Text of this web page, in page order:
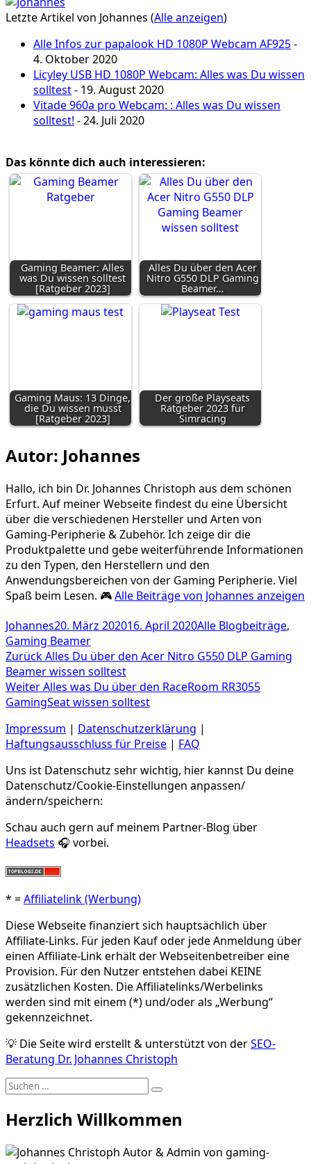
Letzte Artikel von Johannes (Alle anzeigen)
Alle Infos zur papalook HD 1080P Webcam AF925-
4. Oktober 2020
Licyley USB HD 1080P Webcam: Alles was Du wissen
solltest- 19. August 2020
Vitade 960a pro Webcam: : Alles was Du wissen
solltest! - 24. Juli 2020
Das könnte dich auch interessieren:
Gaming Beamer: Alles
was Du wissen solltest
[Ratgeber 2023]
Alles Du über den Acer
Nitro G550 DLP Gaming
Beamer…
Gaming Maus: 13 Dinge,
die Du wissen musst
[Ratgeber 2023]
Der große Playseats
Ratgeber 2023 für
Simracing
Autor: Johannes
Hallo, ich bin Dr. Johannes Christoph aus dem schönen
Erfurt. Auf meiner Webseite findest du eine Übersicht
über die verschiedenen Hersteller und Arten von
Gaming-Peripherie & Zubehör. Ich zeige dir die
Produktpalette und gebe weiterführende Informationen
zu den Typen, den Herstellern und den
Anwendungsbereichen von der Gaming Peripherie. Viel
Spaß beim Lesen. 🎮Alle Beiträge von Johannes anzeigen
Autor
JohannesVeröffentlicht
am
20. März 202016. April 2020Kategorien
Alle Blogbeiträge,
Gaming Beamer
Beitragsnavigation
ZurückVorheriger
Beitrag:
Alles Du über den Acer Nitro G550 DLP Gaming
Beamer wissen solltest
WeiterNächster
Beitrag:
Alles was Du über den RaceRoom RR3055
GamingSeat wissen solltest
Impressum | Datenschutzerklärung |
Haftungsausschluss für Preise | FAQ
Uns ist Datenschutz sehr wichtig, hier kannst Du deine
Datenschutz/Cookie-Einstellungen anpassen/
ändern/speichern:
Schau auch gern auf meinem Partner-Blog über
Headsets 🎧 vorbei.
* =Affiliatelink (Werbung)
Diese Webseite finanziert sich hauptsächlich über
Affiliate-Links. Für jeden Kauf oder jede Anmeldung über
einen Affiliate-Link erhält der Webseitenbetreiber eine
Provision. Für den Nutzer entstehen dabei KEINE
zusätzlichen Kosten. Die Affiliatelinks/Werbelinks
werden sind mit einem (*) und/oder als „Werbung“
gekennzeichnet.
💡 Die Seite wird erstellt & unterstützt von derSEO-
Beratung Dr. Johannes Christoph
Suche
nach:
Suchen
Herzlich Willkommen